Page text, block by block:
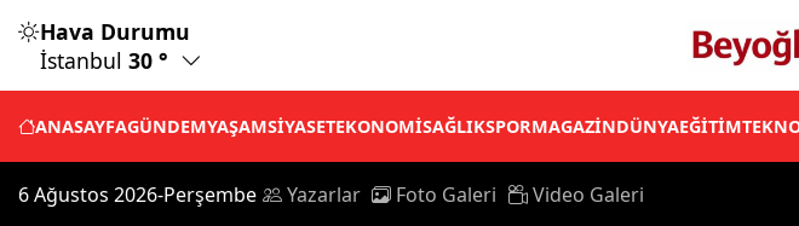
Hava Durumu
İstanbul 30 °
ANASAYFAGÜNDEMYAŞAMSİYASETEKONOMİSAĞLIKSPORMAGAZİNDÜNYAEĞİTİM
6 Ağustos 2026-Perşembe Yazarlar Foto Galeri Video Galeri